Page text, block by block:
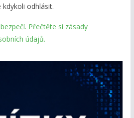
odhlásit.
Přečtěte si zásady
údajů.